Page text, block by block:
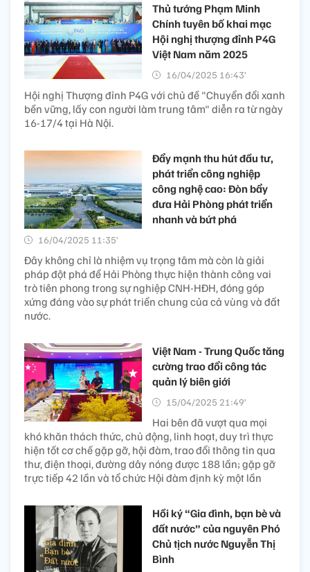
Thủ tướng Phạm Minh
Chính tuyên bố khai mạc
Hội nghị thượng đỉnh P4G
Việt Nam năm 2025
16/04/2025 16:43’
Hội nghị Thượng đỉnh P4G với chủ đề "Chuyển đổi xanh
bền vững, lấy con người làm trung tâm" diễn ra từ ngày
16-17/4 tại Hà Nội.
Đẩy mạnh thu hút đầu tư,
phát triển công nghiệp
công nghệ cao: Đòn bẩy
đưa Hải Phòng phát triển
nhanh và bứt phá
16/04/2025 11:35’
Đây không chỉ là nhiệm vụ trọng tâm mà còn là giải
pháp đột phá để Hải Phòng thực hiện thành công vai
trò tiên phong trong sự nghiệp CNH-HĐH, đóng góp
xứng đáng vào sự phát triển chung của cả vùng và đất
nước.
Việt Nam - Trung Quốc tăng
cường trao đổi công tác
quản lý biên giới
15/04/2025 21:49’
Hai bên đã vượt qua mọi
khó khăn thách thức, chủ động, linh hoạt, duy trì thực
hiện tốt cơ chế gặp gỡ, hội đàm, trao đổi thông tin qua
thư, điện thoại, đường dây nóng được 188 lần; gặp gỡ
trực tiếp 42 lần và tổ chức Hội đàm định kỳ một lần
Hồi ký “Gia đình, bạn bè và
đất nước” của nguyên Phó
Chủ tịch nước Nguyễn Thị
Bình